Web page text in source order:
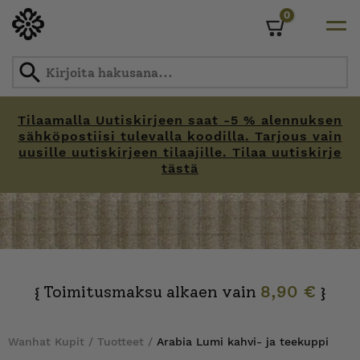
Tilaamalla Uutiskirjeen saat -5 % alennuksen
sähköpostiisi tulevalla koodilla. Tarjous vain
uusille uutiskirjeen tilaajille. Tilaa uutiskirje
tästä
0
{ Toimitusmaksu alkaen vain 8,90 € }
Wanhat Kupit / Tuotteet / Arabia Lumi kahvi- ja teekuppi